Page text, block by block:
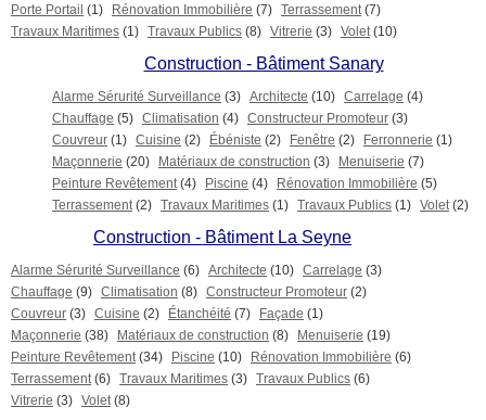
Porte Portail (1) Rénovation Immobilière (7) Terrassement (7)
Travaux Maritimes (1) Travaux Publics (8) Vitrerie (3) Volet (10)
Construction - Bâtiment Sanary
Alarme Sérurité Surveillance (3) Architecte (10) Carrelage (4)
Chauffage (5) Climatisation (4) Constructeur Promoteur (3)
Couvreur (1) Cuisine (2) Ébéniste (2) Fenêtre (2) Ferronnerie (1)
Maçonnerie (20) Matériaux de construction (3) Menuiserie (7)
Peinture Revêtement (4) Piscine (4) Rénovation Immobilière (5)
Terrassement (2) Travaux Maritimes (1) Travaux Publics (1) Volet (2)
Construction - Bâtiment La Seyne
Alarme Sérurité Surveillance (6) Architecte (10) Carrelage (3)
Chauffage (9) Climatisation (8) Constructeur Promoteur (2)
Couvreur (3) Cuisine (2) Étanchéité (7) Façade (1)
Maçonnerie (38) Matériaux de construction (8) Menuiserie (19)
Peinture Revêtement (34) Piscine (10) Rénovation Immobilière (6)
Terrassement (6) Travaux Maritimes (3) Travaux Publics (6)
Vitrerie (3) Volet (8)